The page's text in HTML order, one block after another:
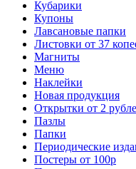
Кубарики
Купоны
Лавсановые папки
Листовки от 37
Магниты
Меню
Наклейки
Новая продукция
Открытки от 2
Пазлы
Папки
Периодические
Постеры от 100р